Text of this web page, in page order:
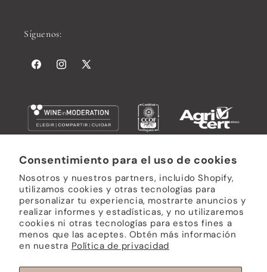
Consentimiento para el uso de cookies
Nosotros y nuestros partners, incluido Shopify,
utilizamos cookies y otras tecnologías para
personalizar tu experiencia, mostrarte anuncios y
realizar informes y estadísticas, y no utilizaremos
cookies ni otras tecnologías para estos fines a
menos que las aceptes. Obtén más información
en nuestra Política de privacidad
Síguenos:
FacebookInstagram
X
Subscribe a Nuestro Boletín
Correo electrónico